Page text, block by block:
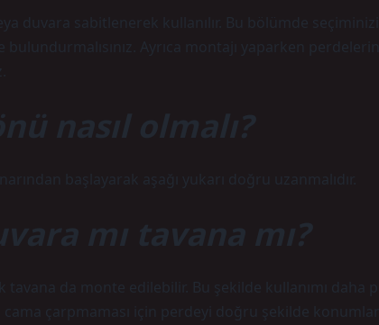
duvara sabitlenerek kullanılır. Bu bölümde
Ayrıca montajı yaparken
nasıl olmalı?
başlayarak aşağı yukarı doğru uzanmalıdır.
mı tavana mı?
tavana da monte edilebilir. Bu şekilde kullanımı daha
çarpmaması için perdeyi doğru şekilde